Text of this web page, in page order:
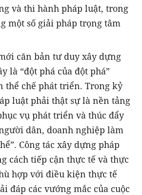
và thi hành pháp luật, trong
một số giải pháp trọng tâm
căn bản tư duy xây dựng
là “đột phá của đột phá”
thể chế phát triển. Trong kỷ
luật phải thật sự là nền tảng
vụ phát triển và thúc đẩy
dân, doanh nghiệp làm
Công tác xây dựng pháp
cách tiếp cận thực tế và thực
hợp với điều kiện thực tế
đáp các vướng mắc của cuộc